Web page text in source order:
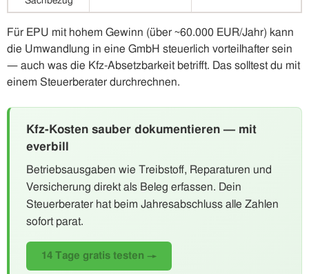
Für EPU mit hohem Gewinn (über ~60.000 EUR/Jahr) kann
die Umwandlung in eine GmbH steuerlich vorteilhafter sein
— auch was die Kfz-Absetzbarkeit betrifft. Das solltest du mit
einem Steuerberater durchrechnen.
Kfz-Kosten sauber dokumentieren — mit
everbill
Betriebsausgaben wie Treibstoff, Reparaturen und
Versicherung direkt als Beleg erfassen. Dein
Steuerberater hat beim Jahresabschluss alle Zahlen
sofort parat.
14 Tage gratis testen →